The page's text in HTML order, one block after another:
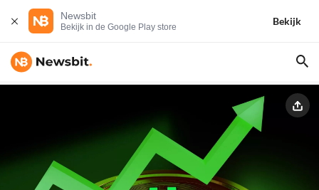
Newsbit
Bekijk in de Google Play store
Bekijk